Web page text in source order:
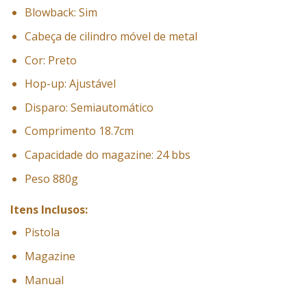
Blowback: Sim
Cabeça de cilindro móvel de metal
Cor: Preto
Hop-up: Ajustável
Disparo: Semiautomático
Comprimento 18.7cm
Capacidade do magazine: 24 bbs
Peso 880g
Itens Inclusos:
Pistola
Magazine
Manual